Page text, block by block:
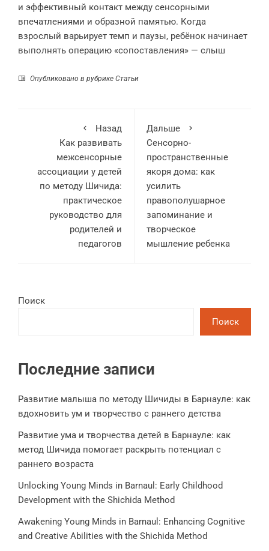
и эффективный контакт между сенсорными
впечатлениями и образной памятью. Когда
взрослый варьирует темп и паузы, ребёнок начинает
выполнять операцию «сопоставления» — слыш
Опубликовано в рубрике Статьи
Назад
Как развивать
межсенсорные
ассоциации у детей
по методу Шичида:
практическое
руководство для
родителей и
педагогов
Дальше
Сенсорно-
пространственные
якоря дома: как
усилить
правополушарное
запоминание и
творческое
мышление ребенка
Поиск
Поиск
Последние записи
Развитие малыша по методу Шичиды в Барнауле: как
вдохновить ум и творчество с раннего детства
Развитие ума и творчества детей в Барнауле: как
метод Шичида помогает раскрыть потенциал с
раннего возраста
Unlocking Young Minds in Barnaul: Early Childhood
Development with the Shichida Method
Awakening Young Minds in Barnaul: Enhancing Cognitive
and Creative Abilities with the Shichida Method